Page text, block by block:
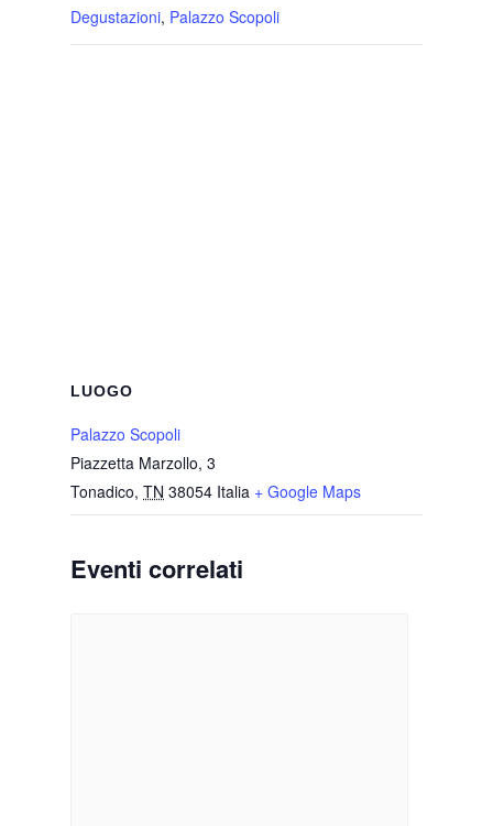
Degustazioni, Palazzo Scopoli
LUOGO
Palazzo Scopoli
Piazzetta Marzollo, 3
Tonadico, TN 38054 Italia + Google Maps
Eventi correlati